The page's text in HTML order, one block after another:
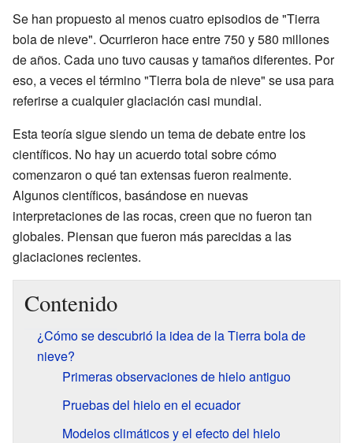
Se han propuesto al menos cuatro episodios de "Tierra
bola de nieve". Ocurrieron hace entre 750 y 580 millones
de años. Cada uno tuvo causas y tamaños diferentes. Por
eso, a veces el término "Tierra bola de nieve" se usa para
referirse a cualquier glaciación casi mundial.
Esta teoría sigue siendo un tema de debate entre los
científicos. No hay un acuerdo total sobre cómo
comenzaron o qué tan extensas fueron realmente.
Algunos científicos, basándose en nuevas
interpretaciones de las rocas, creen que no fueron tan
globales. Piensan que fueron más parecidas a las
glaciaciones recientes.
Contenido
¿Cómo se descubrió la idea de la Tierra bola de
nieve?
Primeras observaciones de hielo antiguo
Pruebas del hielo en el ecuador
Modelos climáticos y el efecto del hielo